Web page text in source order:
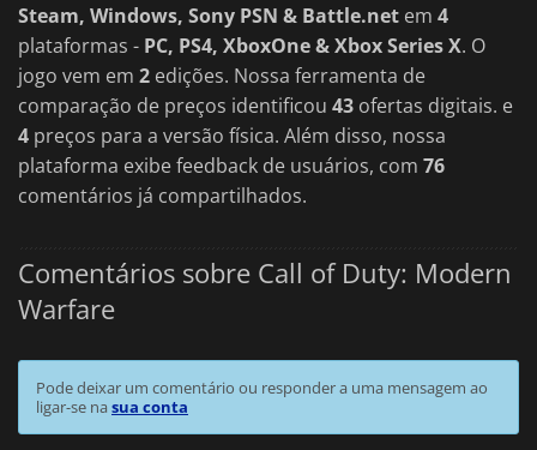
Steam, Windows, Sony PSN & Battle.net em 4
plataformas - PC, PS4, XboxOne & Xbox Series X. O
jogo vem em 2 edições. Nossa ferramenta de
comparação de preços identificou 43 ofertas digitais. e
4 preços para a versão física. Além disso, nossa
plataforma exibe feedback de usuários, com 76
comentários já compartilhados.
Comentários sobre Call of Duty: Modern
Warfare
Pode deixar um comentário ou responder a uma mensagem ao
ligar-se nasua conta